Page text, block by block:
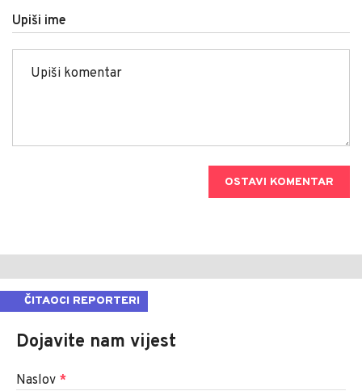
Upiši ime
OSTAVI KOMENTAR
ČITAOCI REPORTERI
Dojavite nam vijest
Naslov *